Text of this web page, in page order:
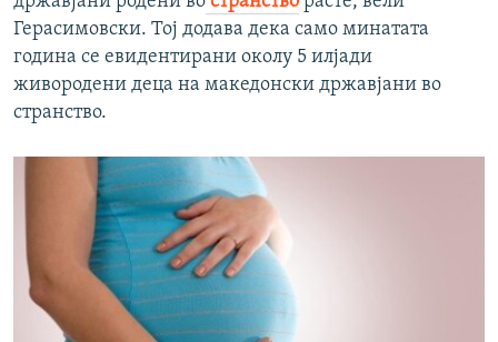
Герасимовски. Тој додава дека само минатата
година се евидентирани околу 5 илјади
живородени деца на македонски државјани во
странство.